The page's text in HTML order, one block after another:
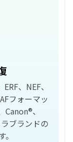
、NEF、
フォーマッ
、
ブランドの